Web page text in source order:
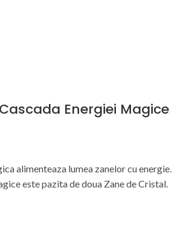
Energiei Magice
alimenteaza lumea zanelor cu energie.
este pazita de doua Zane de Cristal.